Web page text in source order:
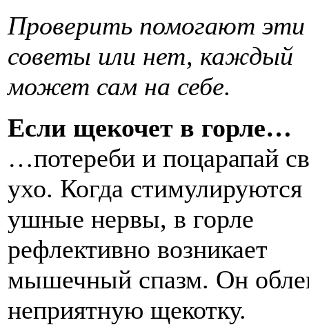
Проверить помогают эти
советы или нет, каждый
может сам на себе.
Если щекочет в горле…
…потереби и поцарапай
ухо. Когда стимулируются
ушные нервы, в горле
рефлективно возникает
мышечный спазм. Он
неприятную щекотку.